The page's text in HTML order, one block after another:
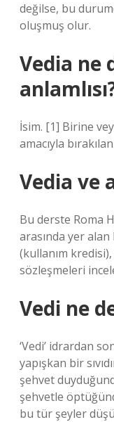
değilse, bu
oluşmuş olur.
Vedia ne
İsim. [1] Birine
amacıyla
Vedia ve
Bu derste Roma
arasında yer
(kullanım
sözleşmeleri
Vedi ne
‘Vedi’ idrardan
yapışkan bir
şehvet
şehvetle
bu tür şeyler